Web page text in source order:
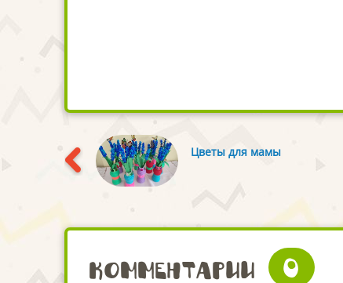
Цветы для мамы
Комментарии 0